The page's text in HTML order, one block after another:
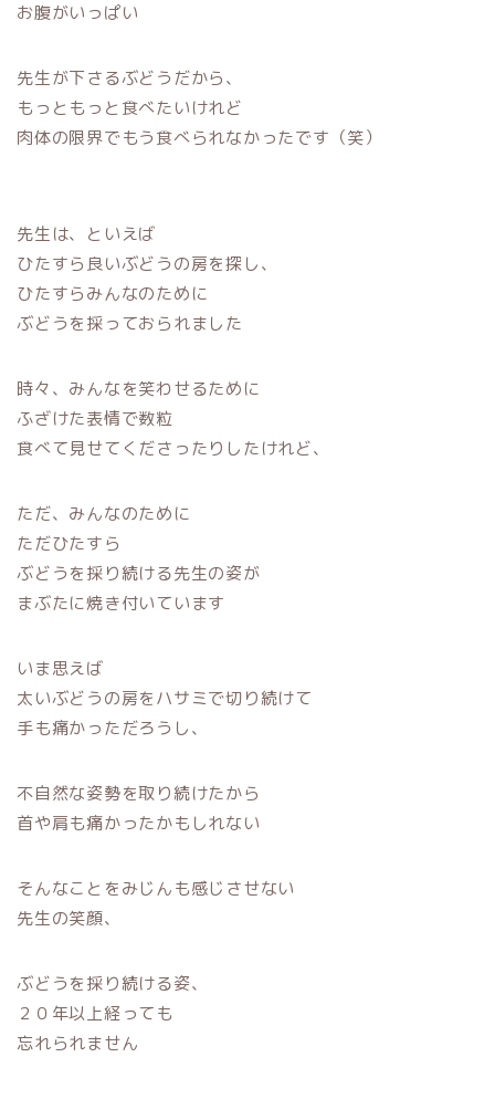
お腹がいっぱい
先生が下さるぶどうだから、
もっともっと食べたいけれど
肉体の限界でもう食べられなかったです（笑）
先生は、といえば
ひたすら良いぶどうの房を探し、
ひたすらみんなのために
ぶどうを採っておられました
時々、みんなを笑わせるために
ふざけた表情で数粒
食べて見せてくださったりしたけれど、
ただ、みんなのために
ただひたすら
ぶどうを採り続ける先生の姿が
まぶたに焼き付いています
いま思えば
太いぶどうの房をハサミで切り続けて
手も痛かっただろうし、
不自然な姿勢を取り続けたから
首や肩も痛かったかもしれない
そんなことをみじんも感じさせない
先生の笑顔、
ぶどうを採り続ける姿、
２０年以上経っても
忘れられません